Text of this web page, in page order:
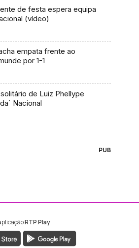
de festa espera equipa
(vídeo)
empata frente ao
por 1-1
de Luiz Phellype
Nacional
PUB
Madeira
RTP Play